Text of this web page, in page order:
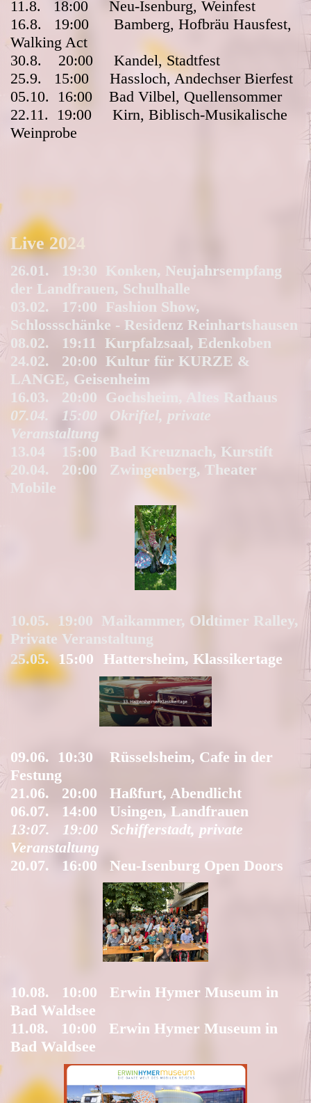
11.8. 18:00 Neu-Isenburg, Weinfest
16.8. 19:00 Bamberg, Hofbräu Hausfest,
Walking Act
30.8. 20:00 Kandel, Stadtfest
25.9. 15:00 Hassloch, Andechser Bierfest
05.10. 16:00 Bad Vilbel, Quellensommer
22.11. 19:00 Kirn, Biblisch-Musikalische
Weinprobe
Live 2024
26.01. 19:30 Konken, Neujahrsempfang
der Landfrauen, Schulhalle
03.02. 17:00 Fashion Show,
Schlossschänke - Residenz Reinhartshausen
08.02. 19:11 Kurpfalzsaal, Edenkoben
24.02. 20:00 Kultur für KURZE &
LANGE, Geisenheim
16.03. 20:00 Gochsheim, Altes Rathaus
07.04. 15:00 Okriftel, private
Veranstaltung
13.04 15:00 Bad Kreuznach, Kurstift
20.04. 20:00 Zwingenberg, Theater
Mobile
10.05. 19:00 Maikammer, Oldtimer Ralley,
Private Veranstaltung
25.05. 15:00 Hattersheim, Klassikertage
09.06. 10:30 Rüsselsheim, Cafe in der
Festung
21.06. 20:00 Haßfurt, Abendlicht
06.07. 14:00 Usingen, Landfrauen
13:07. 19:00 Schifferstadt, private
Veranstaltung
20.07. 16:00 Neu-Isenburg Open Doors
10.08. 10:00 Erwin Hymer Museum in
Bad Waldsee
11.08. 10:00 Erwin Hymer Museum in
Bad Waldsee